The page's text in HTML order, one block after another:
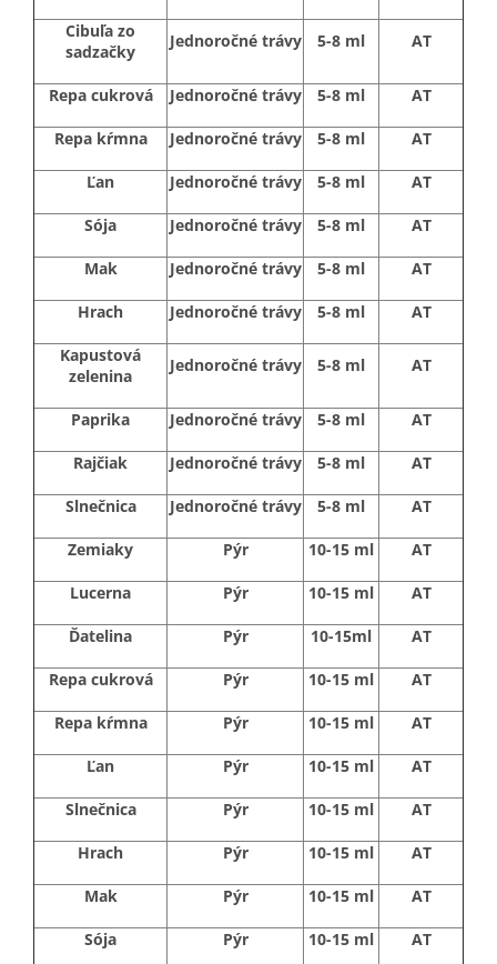
Cibuľa zo
sadzačky
Jednoročné trávy 5-8 ml AT
Repa cukrová Jednoročné trávy 5-8 ml AT
Repa kŕmna Jednoročné trávy 5-8 ml AT
Ľan Jednoročné trávy 5-8 ml AT
Sója Jednoročné trávy 5-8 ml AT
Mak Jednoročné trávy 5-8 ml AT
Hrach Jednoročné trávy 5-8 ml AT
Kapustová
zelenina
Jednoročné trávy 5-8 ml AT
Paprika Jednoročné trávy 5-8 ml AT
Rajčiak Jednoročné trávy 5-8 ml AT
Slnečnica Jednoročné trávy 5-8 ml AT
Zemiaky Pýr 10-15 ml AT
Lucerna Pýr 10-15 ml AT
Ďatelina Pýr 10-15ml AT
Repa cukrová Pýr 10-15 ml AT
Repa kŕmna Pýr 10-15 ml AT
Ľan Pýr 10-15 ml AT
Slnečnica Pýr 10-15 ml AT
Hrach Pýr 10-15 ml AT
Mak Pýr 10-15 ml AT
Sója Pýr 10-15 ml AT